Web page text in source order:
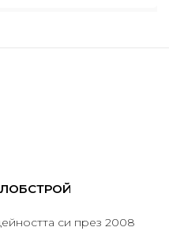
си през 2008